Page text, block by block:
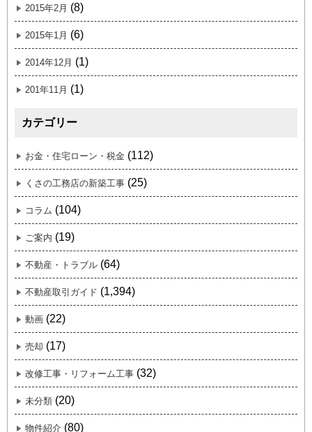
2015年2月 (8)
2015年1月 (6)
2014年12月 (1)
201年11月 (1)
カテゴリー
お金・住宅ローン・税金 (112)
くさの工務店の新築工事 (25)
コラム (104)
ご案内 (19)
不動産・トラブル (64)
不動産取引ガイド (1,394)
動画 (22)
売却 (17)
改修工事・リフォーム工事 (32)
未分類 (20)
物件紹介 (80)